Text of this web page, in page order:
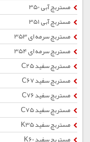
مستربچ آبی 350
مستربچ آبی 351
مستربچ سرمه ای 353
مستربچ سرمه ای 354
مستربچ سفید C25
مستربچ سفید C67
مستربچ سفید C76
مستربچ سفید C75
مستربچ سفید K35